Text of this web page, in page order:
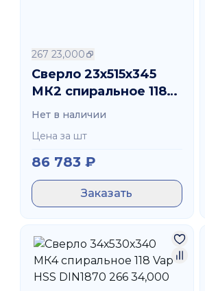
267 23,000
Сверло 23х515х345
МК2 спиральное 118
Vap HSS DIN1870 267
Нет в наличии
Цена за шт
86 783 ₽
Заказать